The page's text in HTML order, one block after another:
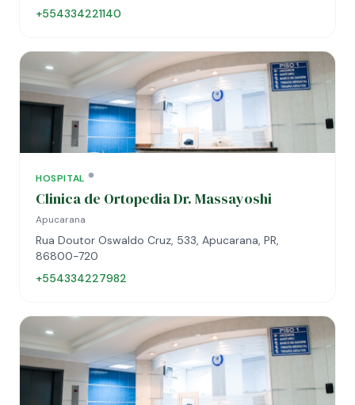
+554334221140
HOSPITAL
Clinica de Ortopedia Dr. Massayoshi
Apucarana
Rua Doutor Oswaldo Cruz, 533, Apucarana, PR,
86800-720
+554334227982